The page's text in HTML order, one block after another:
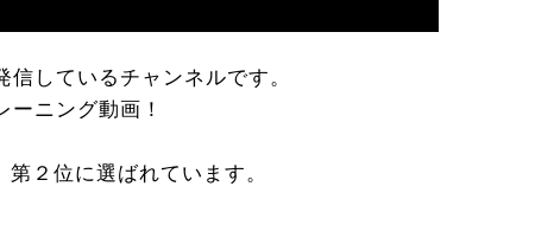
しているチャンネルです。
ーニング動画！
２位に選ばれています。